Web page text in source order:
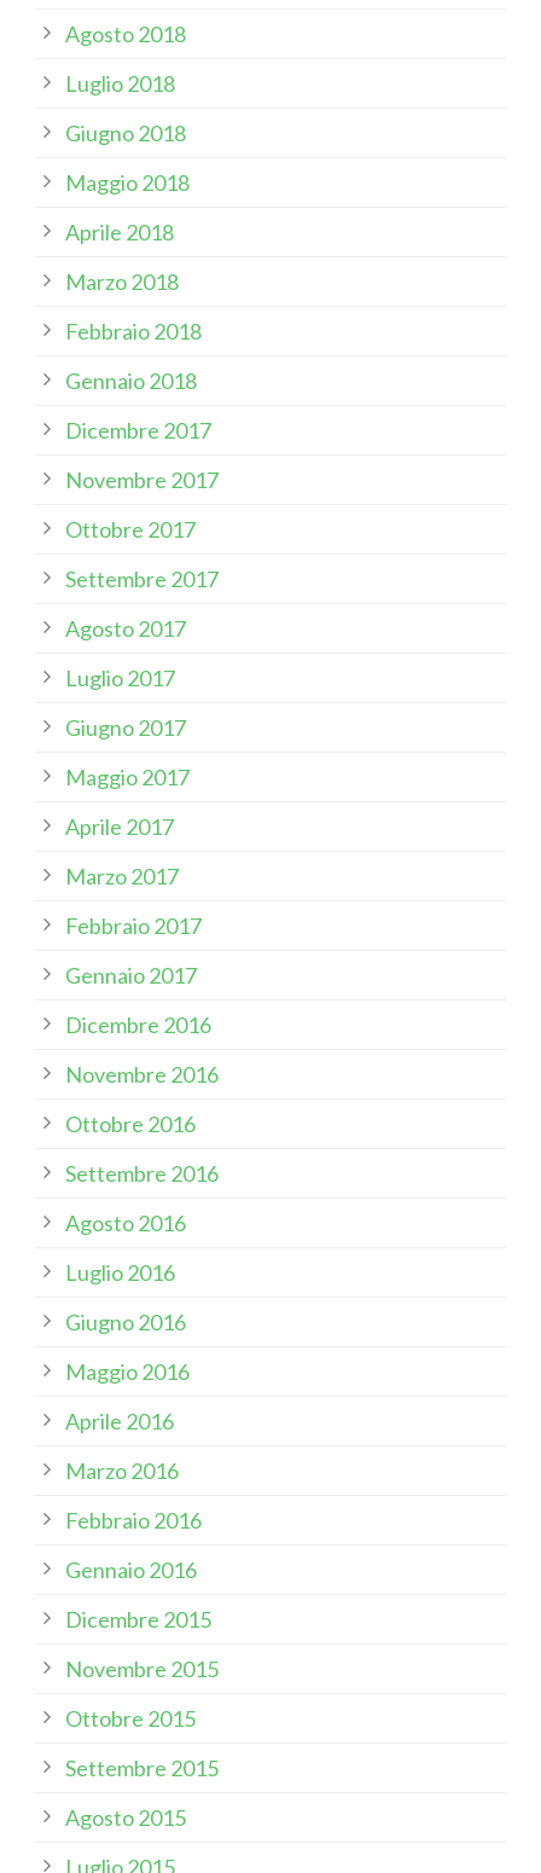
Agosto 2018
Luglio 2018
Giugno 2018
Maggio 2018
Aprile 2018
Marzo 2018
Febbraio 2018
Gennaio 2018
Dicembre 2017
Novembre 2017
Ottobre 2017
Settembre 2017
Agosto 2017
Luglio 2017
Giugno 2017
Maggio 2017
Aprile 2017
Marzo 2017
Febbraio 2017
Gennaio 2017
Dicembre 2016
Novembre 2016
Ottobre 2016
Settembre 2016
Agosto 2016
Luglio 2016
Giugno 2016
Maggio 2016
Aprile 2016
Marzo 2016
Febbraio 2016
Gennaio 2016
Dicembre 2015
Novembre 2015
Ottobre 2015
Settembre 2015
Agosto 2015
Luglio 2015